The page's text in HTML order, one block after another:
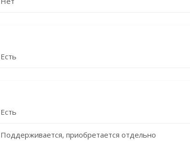
Есть
Есть
Поддерживается, приобретается отдельно